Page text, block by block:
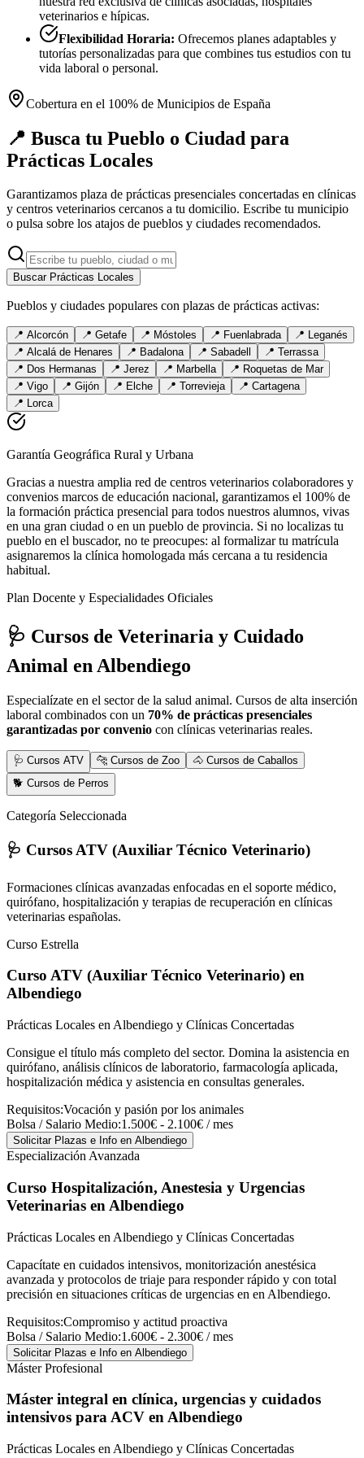
veterinarios e hípicas.
Flexibilidad Horaria: Ofrecemos planes adaptables y
tutorías personalizadas para que combines tus estudios con tu
vida laboral o personal.
Cobertura en el 100% de Municipios de España
📍 Busca tu Pueblo o Ciudad para
Prácticas Locales
Garantizamos plaza de prácticas presenciales concertadas en clínicas
y centros veterinarios cercanos a tu domicilio. Escribe tu municipio
o pulsa sobre los atajos de pueblos y ciudades recomendados.
Buscar Prácticas Locales
Pueblos y ciudades populares con plazas de prácticas activas:
📍 Alcorcón 📍 Getafe 📍 Móstoles 📍 Fuenlabrada 📍 Leganés
📍 Alcalá de Henares 📍 Badalona 📍 Sabadell 📍 Terrassa
📍 Dos Hermanas 📍 Jerez 📍 Marbella 📍 Roquetas de Mar
📍 Vigo 📍 Gijón 📍 Elche 📍 Torrevieja 📍 Cartagena
📍 Lorca
Garantía Geográfica Rural y Urbana
Gracias a nuestra amplia red de centros veterinarios colaboradores y
convenios marcos de educación nacional, garantizamos el 100% de
la formación práctica presencial para todos nuestros alumnos, vivas
en una gran ciudad o en un pueblo de provincia. Si no localizas tu
pueblo en el buscador, no te preocupes: al formalizar tu matrícula
asignaremos la clínica homologada más cercana a tu residencia
habitual.
Plan Docente y Especialidades Oficiales
🩺 Cursos de Veterinaria y Cuidado
Animal en Albendiego
Especialízate en el sector de la salud animal. Cursos de alta inserción
laboral combinados con un 70% de prácticas presenciales
garantizadas por convenio con clínicas veterinarias reales.
🩺 Cursos ATV 🐆 Cursos de Zoo
🐴 Cursos de Caballos
🐕 Cursos de Perros
Categoría Seleccionada
🩺 Cursos ATV (Auxiliar Técnico Veterinario)
Formaciones clínicas avanzadas enfocadas en el soporte médico,
quirófano, hospitalización y terapias de recuperación en clínicas
veterinarias españolas.
Curso Estrella
Curso ATV (Auxiliar Técnico Veterinario) en
Albendiego
Prácticas Locales en Albendiego y Clínicas Concertadas
Consigue el título más completo del sector. Domina la asistencia en
quirófano, análisis clínicos de laboratorio, farmacología aplicada,
hospitalización médica y asistencia en consultas generales.
Requisitos:Vocación y pasión por los animales
Bolsa / Salario Medio:1.500€ - 2.100€ / mes
Solicitar Plazas e Info en Albendiego
Especialización Avanzada
Curso Hospitalización, Anestesia y Urgencias
Veterinarias en Albendiego
Prácticas Locales en Albendiego y Clínicas Concertadas
Capacítate en cuidados intensivos, monitorización anestésica
avanzada y protocolos de triaje para responder rápido y con total
precisión en situaciones críticas de urgencias en en Albendiego.
Requisitos:Compromiso y actitud proactiva
Bolsa / Salario Medio:1.600€ - 2.300€ / mes
Solicitar Plazas e Info en Albendiego
Máster Profesional
Máster integral en clínica, urgencias y cuidados
intensivos para ACV en Albendiego
Prácticas Locales en Albendiego y Clínicas Concertadas